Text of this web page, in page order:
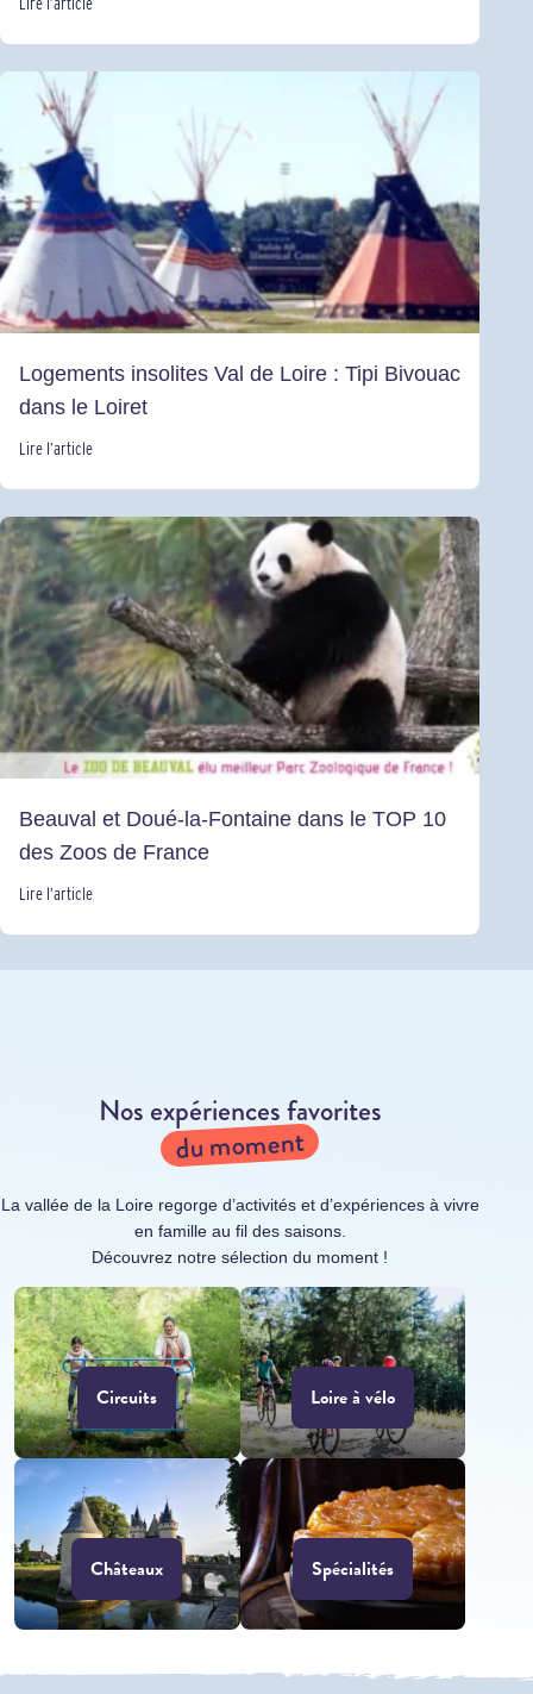
Lire l’article
Logements insolites Val de Loire : Tipi Bivouac
dans le Loiret
Lire l’article
Beauval et Doué-la-Fontaine dans le TOP 10
des Zoos de France
Lire l’article
Nos expériences favorites
du moment
La vallée de la Loire regorge d’activités et d’expériences à vivre
en famille au fil des saisons.
Découvrez notre sélection du moment !
Circuits Loire à vélo
Châteaux Spécialités